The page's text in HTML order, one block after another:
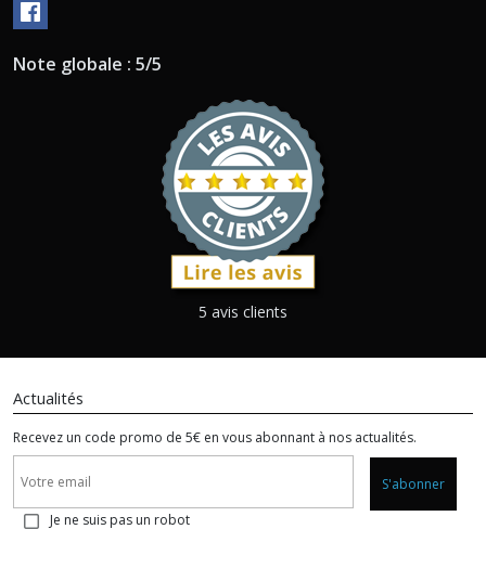
Note globale : 5/5
5 avis clients
Actualités
Recevez un code promo de 5€ en vous abonnant à nos actualités.
S'abonner
Je ne suis pas un robot